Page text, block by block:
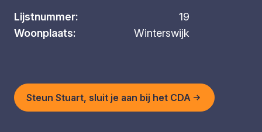
Lijstnummer:
19
Woonplaats:
Winterswijk
Steun Stuart, sluit je aan bij het CDA